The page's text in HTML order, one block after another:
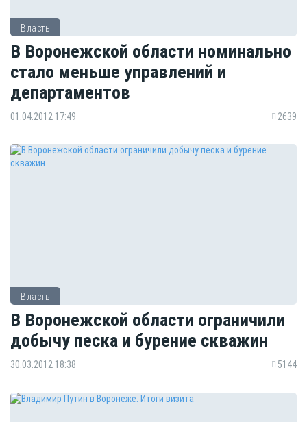
Власть
В Воронежской области номинально
стало меньше управлений и
департаментов
01.04.2012 17:49 2639
Власть
В Воронежской области ограничили
добычу песка и бурение скважин
30.03.2012 18:38 5144